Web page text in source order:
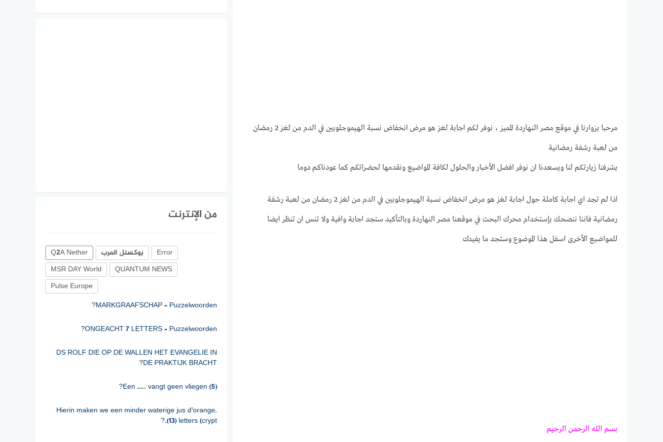
مرحبا بزوارنا في موقع مصر النهاردة المميز ، نوفر لكم اجابة لغز هو مرض انخفاض نسبة الهيموجلوبين في الدم من لغز 2 رمضان
من لعبة رشفة رمضانية
يشرفنا زيارتكم لنا ويسعدنا ان نوفر افضل الأخبار والحلول لكافة المواضيع ونقدمها لحضراتكم كما عودناكم دوما
اذا لم تجد اي اجابة كاملة حول اجابة لغز هو مرض انخفاض نسبة الهيموجلوبين في الدم من لغز 2 رمضان من لعبة رشفة
رمضانية فاننا ننصحك بإستخدام محرك البحث في موقعنا مصر النهاردة وبالتأكيد ستجد اجابة وافية ولا تنس ان تنظر ايضا
للمواضيع الأخرى اسفل هذا الموضوع وستجد ما يفيدك
بسم الله الرحمن الرحيم
من الإنترنت
Q2A Nether بوكسنل العرب
Error
MSR DAY World
QUANTUM NEWS
Pulse Europe
MARKGRAAFSCHAP – Puzzelwoorden?
DE PRAKTIJK BRACHT?
(13) letters (crypt.?